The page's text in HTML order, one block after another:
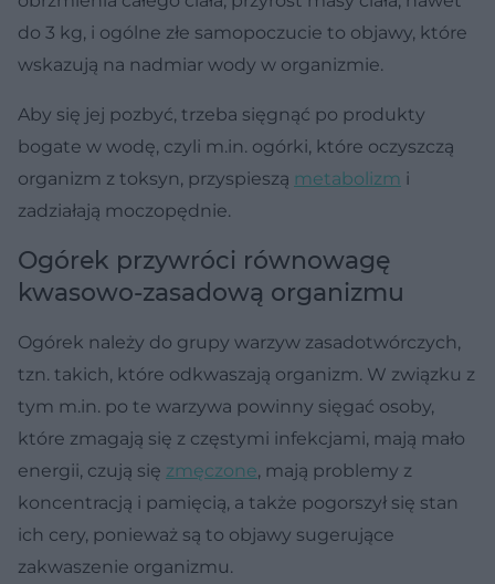
do 3 kg, i ogólne złe samopoczucie to objawy, które
wskazują na nadmiar wody w organizmie.
Aby się jej pozbyć, trzeba sięgnąć po produkty
bogate w wodę, czyli m.in. ogórki, które oczyszczą
organizm z toksyn, przyspieszą metabolizm i
zadziałają moczopędnie.
Ogórek przywróci równowagę
kwasowo-zasadową organizmu
Ogórek należy do grupy warzyw zasadotwórczych,
tzn. takich, które odkwaszają organizm. W związku z
tym m.in. po te warzywa powinny sięgać osoby,
które zmagają się z częstymi infekcjami, mają mało
energii, czują się zmęczone, mają problemy z
koncentracją i pamięcią, a także pogorszył się stan
ich cery, ponieważ są to objawy sugerujące
zakwaszenie organizmu.